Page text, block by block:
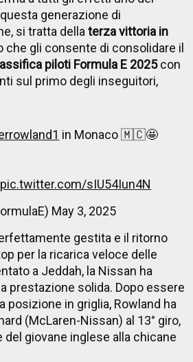
generazione di
si tratta dellaterza vittoria in
che gli consente di consolidare il
piloti Formula E 2025con
sul primo degli inseguitori,
in Monaco 🇲🇨🤩
pic.twitter.com/sIU54Iun4N
May 3, 2025
gestita e il ritorno
per la ricarica veloce delle
a Jeddah, la Nissan ha
prestazione solida. Dopo essere
posizione in griglia, Rowland ha
(McLaren-Nissan) al 13° giro,
giovane inglese alla chicane